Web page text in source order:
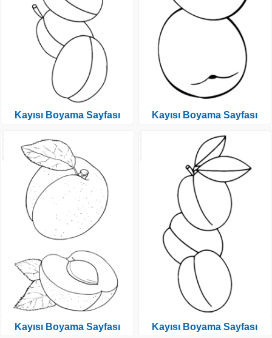
Kayısı Boyama Sayfası
Kayısı Boyama Sayfası
Kayısı Boyama Sayfası
Kayısı Boyama Sayfası